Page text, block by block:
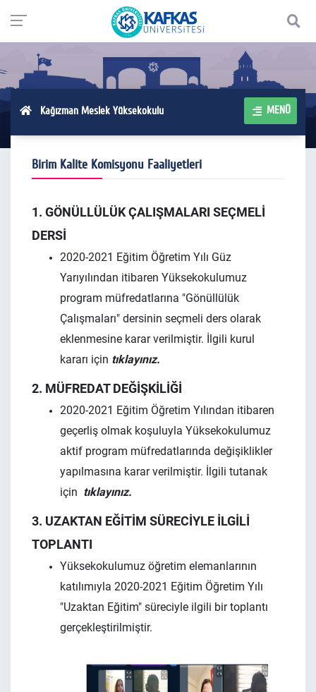
Kağızman Meslek Yüksekokulu MENÜ
Birim Kalite Komisyonu Faaliyetleri
1. GÖNÜLLÜLÜK ÇALIŞMALARI SEÇMELİ
DERSİ
2020-2021 Eğitim Öğretim Yılı Güz
Yarıyılından itibaren Yüksekokulumuz
program müfredatlarına "Gönüllülük
Çalışmaları" dersinin seçmeli ders olarak
eklenmesine karar verilmiştir. İlgili kurul
kararı için tıklayınız.
2. MÜFREDAT DEĞİŞKİLİĞİ
2020-2021 Eğitim Öğretim Yılından itibaren
geçerliş olmak koşuluyla Yüksekokulumuz
aktif program müfredatlarında değişiklikler
yapılmasına karar verilmiştir. İlgili tutanak
için tıklayınız.
3. UZAKTAN EĞİTİM SÜRECİYLE İLGİLİ
TOPLANTI
Yüksekokulumuz öğretim elemanlarının
katılımıyla 2020-2021 Eğitim Öğretim Yılı
"Uzaktan Eğitim" süreciyle ilgili bir toplantı
gerçekleştirilmiştir.